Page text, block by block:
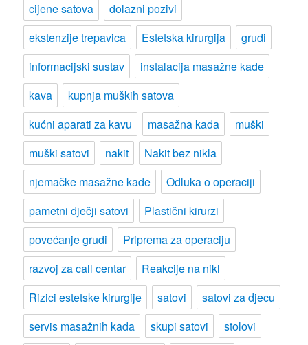
cijene satova
dolazni pozivi
ekstenzije trepavica
Estetska kirurgija
grudi
informacijski sustav
instalacija masažne kade
kava
kupnja muških satova
kućni aparati za kavu
masažna kada
muški
muški satovi
nakit
Nakit bez nikla
njemačke masažne kade
Odluka o operaciji
pametni dječji satovi
Plastični kirurzi
povećanje grudi
Priprema za operaciju
razvoj za call centar
Reakcije na nikl
Rizici estetske kirurgije
satovi
satovi za djecu
servis masažnih kada
skupi satovi
stolovi